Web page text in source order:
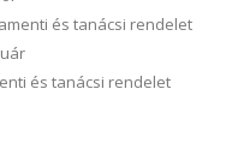
és tanácsi rendelet
és tanácsi rendelet